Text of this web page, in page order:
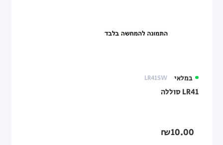
במלאי LR41SW
LR41 סוללה
₪10.00